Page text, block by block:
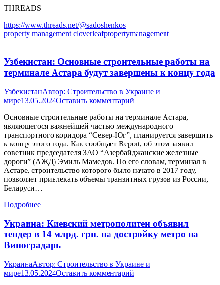
THREADS
https://www.threads.net/@sadoshenkos
property management cloverleafpropertymanagement
Узбекистан: Основные строительные работы на
терминале Астара будут завершены к концу года
УзбекистанАвтор: Строительство в Украине и
мире13.05.2024Оставить комментарий
Основные строительные работы на терминале Астара,
являющегося важнейшей частью международного
транспортного коридора “Север-Юг”, планируется завершить
к концу этого года. Как сообщает Report, об этом заявил
советник председателя ЗАО “Азербайджанские железные
дороги” (АЖД) Эмиль Мамедов. По его словам, терминал в
Астаре, строительство которого было начато в 2017 году,
позволяет привлекать объемы транзитных грузов из России,
Беларуси…
Подробнее
Украина: Киевский метрополитен объявил
тендер в 14 млрд. грн. на достройку метро на
Виноградарь
УкраинаАвтор: Строительство в Украине и
мире13.05.2024Оставить комментарий